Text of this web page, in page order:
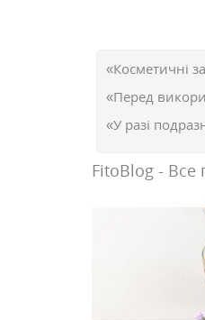
«Косметичні
«Перед
«У разі
FitoBlog - Все